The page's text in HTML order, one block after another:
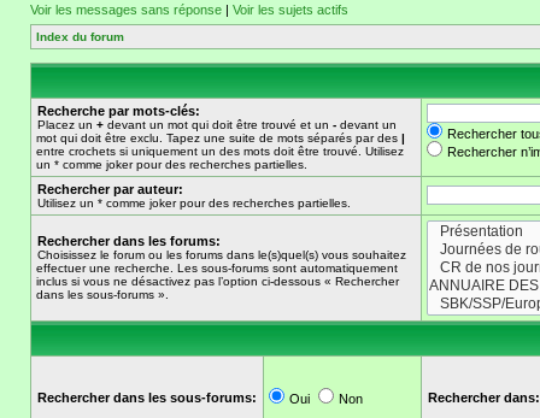
Voir les messages sans réponse | Voir les sujets actifs
Index du forum
Recherche par mots-clés:
Placez un + devant un mot qui doit être trouvé et un - devant un
mot qui doit être exclu. Tapez une suite de mots séparés par des |
entre crochets si uniquement un des mots doit être trouvé. Utilisez
un * comme joker pour des recherches partielles.
Rechercher
Rechercher
Rechercher par auteur:
Utilisez un * comme joker pour des recherches partielles.
Rechercher dans les forums:
Choisissez le forum ou les forums dans le(s)quel(s) vous souhaitez
effectuer une recherche. Les sous-forums sont automatiquement
inclus si vous ne désactivez pas l’option ci-dessous « Rechercher
dans les sous-forums ».
Rechercher dans les sous-forums: Oui Non Rechercher dans: